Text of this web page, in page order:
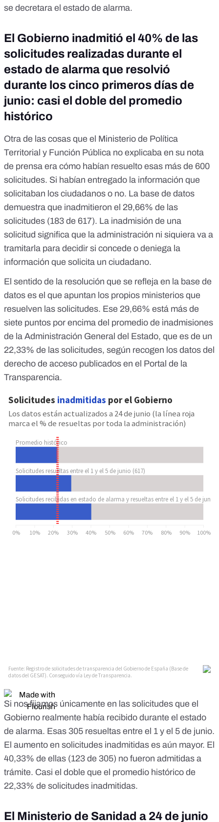
se decretara el estado de alarma.
El Gobierno inadmitió el 40% de las
solicitudes realizadas durante el
estado de alarma que resolvió
durante los cinco primeros días de
junio: casi el doble del promedio
histórico
Otra de las cosas que el Ministerio de Política
Territorial y Función Pública no explicaba en su nota
de prensa era cómo habían resuelto esas más de 600
solicitudes. Si habían entregado la información que
solicitaban los ciudadanos o no. La base de datos
demuestra que inadmitieron el 29,66% de las
solicitudes (183 de 617). La inadmisión de una
solicitud significa que la administración ni siquiera va a
tramitarla para decidir si concede o deniega la
información que solicita un ciudadano.
El sentido de la resolución que se refleja en la base de
datos es el que apuntan los propios ministerios que
resuelven las solicitudes. Ese 29,66% está más de
siete puntos por encima del promedio de inadmisiones
de la Administración General del Estado, que es de un
22,33% de las solicitudes, según recogen los datos del
derecho de acceso publicados en el Portal de la
Transparencia.
Si nos fijamos únicamente en las solicitudes que el
Gobierno realmente había recibido durante el estado
de alarma. Esas 305 resueltas entre el 1 y el 5 de junio.
El aumento en solicitudes inadmitidas es aún mayor. El
40,33% de ellas (123 de 305) no fueron admitidas a
trámite. Casi el doble que el promedio histórico de
22,33% de solicitudes inadmitidas.
El Ministerio de Sanidad a 24 de junio